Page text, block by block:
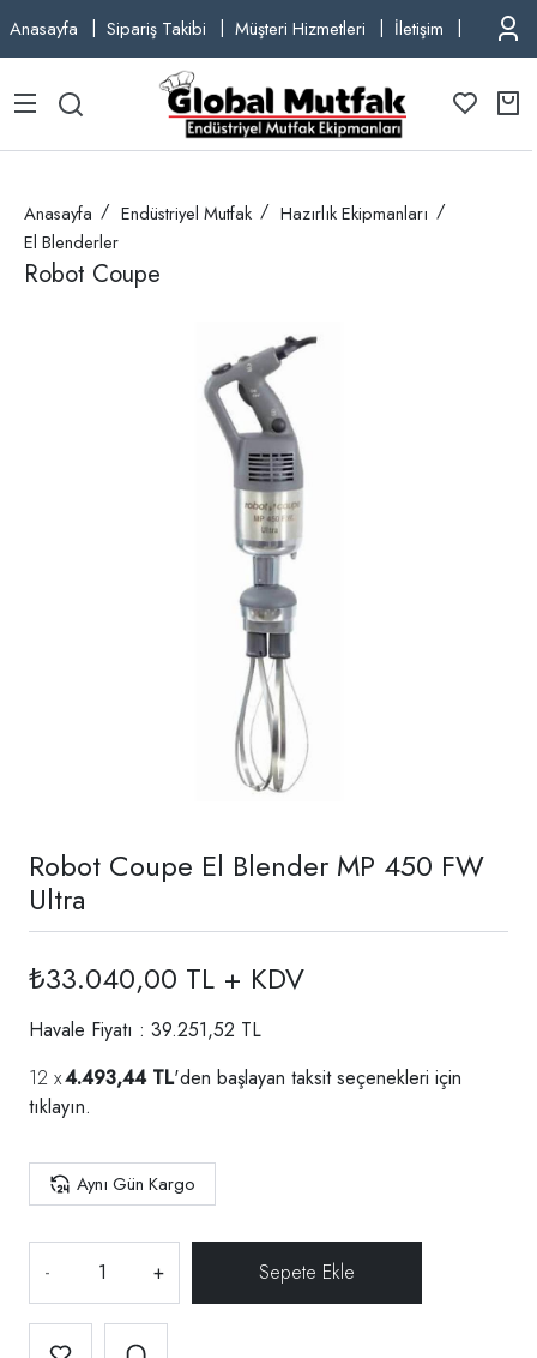
Anasayfa Sipariş Takibi Müşteri Hizmetleri İletişim TEL:
Anasayfa Endüstriyel Mutfak
Hazırlık Ekipmanları
El Blenderler
Robot Coupe
Robot Coupe El Blender MP 450 FW
Ultra
₺33.040,00 TL + KDV
Havale Fiyatı : 39.251,52 TL
4.493,44 TL'den başlayan taksit seçenekleri için
tıklayın.
Aynı Gün Kargo
- +